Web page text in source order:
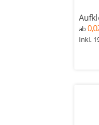
ab
Inkl.